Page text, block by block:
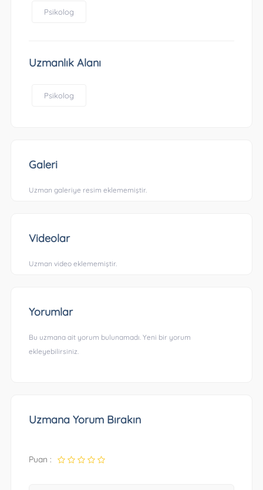
Psikolog
Uzmanlık Alanı
Psikolog
Galeri
Uzman galeriye resim eklememiştir.
Videolar
Uzman video eklememiştir.
Yorumlar
Bu uzmana ait yorum bulunamadı. Yeni bir yorum
ekleyebilirsiniz.
Uzmana Yorum Bırakın
Puan :